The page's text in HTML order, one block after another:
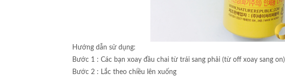
Hướng dẫn sử dụng:
Bước 1 : Các bạn xoay đầu chai từ trái sang phải (từ off xoay sang on)
Bước 2 : Lắc theo chiều lên xuống